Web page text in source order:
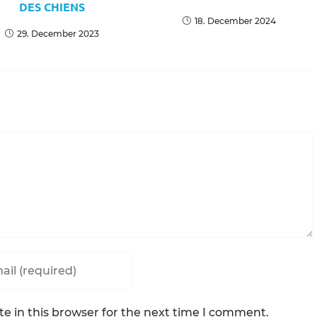
DES CHIENS
29. December 2023
18. December 2024
in this browser for the next time I comment.